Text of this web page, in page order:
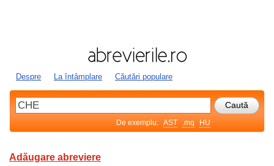
Despre La întâmplare Căutări populare
De exemplu: AST .mq HU
Adăugare abreviere